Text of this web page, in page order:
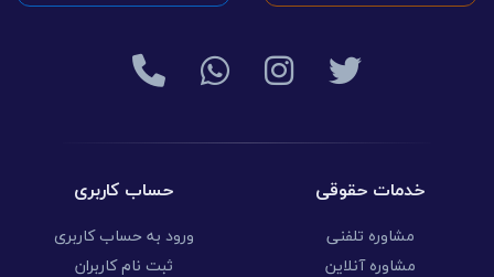
خدمات حقوقی
مشاوره تلفنی
مشاوره آنلاین
حساب کاربری
ورود به حساب کاربری
ثبت نام کاربران